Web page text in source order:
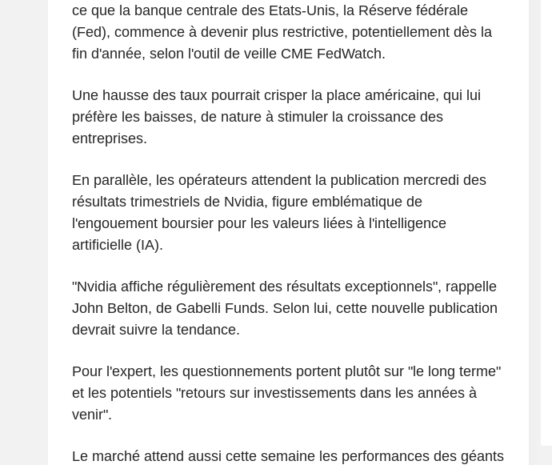
ce que la banque centrale des Etats-Unis, la Réserve fédérale
(Fed), commence à devenir plus restrictive, potentiellement dès la
fin d'année, selon l'outil de veille CME FedWatch.
Une hausse des taux pourrait crisper la place américaine, qui lui
préfère les baisses, de nature à stimuler la croissance des
entreprises.
En parallèle, les opérateurs attendent la publication mercredi des
résultats trimestriels de Nvidia, figure emblématique de
l'engouement boursier pour les valeurs liées à l'intelligence
artificielle (IA).
"Nvidia affiche régulièrement des résultats exceptionnels", rappelle
John Belton, de Gabelli Funds. Selon lui, cette nouvelle publication
devrait suivre la tendance.
Pour l'expert, les questionnements portent plutôt sur "le long terme"
et les potentiels "retours sur investissements dans les années à
venir".
Le marché attend aussi cette semaine les performances des géants